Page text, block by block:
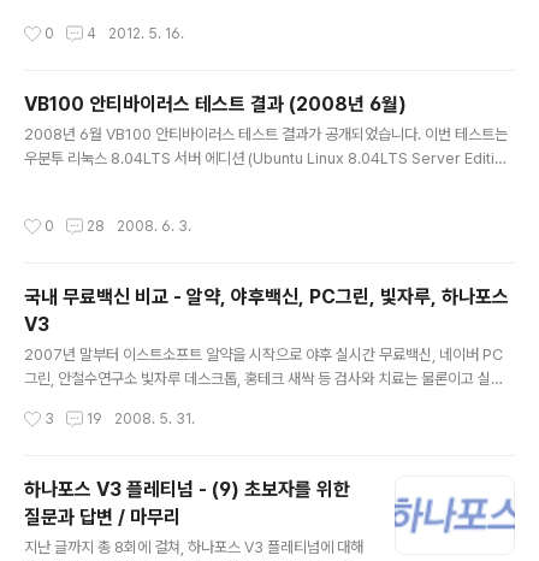
고 계셨습니까? 오랫동안 자리를 비운터라 더 이상 구독하시는 분들이 계실런지 모
처럼 쉽고 친절하게 설명해서 많은 사람들과 함께 나눌 수 있도록 하자, 였습니다. 그
래서 글을 작성할 때마다 좀 더 쉬운 단어, 쉬운 표..
0 4 2012. 5. 16.
VB100 안티바이러스 테스트 결과 (2008년 6월)
2008년 6월 VB100 안티바이러스 테스트 결과가 공개되었습니다. 이번 테스트는
우분투 리눅스 8.04LTS 서버 에디션 (Ubuntu Linux 8.04LTS Server Editio
티바이러스 테스트는 바이러스 불리틴 (Virus Bulletin) 에서 주관합니다. VB100
w.virusbtn.com/ 1. VB100 안티바이러스 테스..
0 28 2008. 6. 3.
국내 무료백신 비교 - 알약, 야후백신, PC그린, 빛자루, 하나포스
V3
2007년 말부터 이스트소프트 알약을 시작으로 야후 실시간 무료백신, 네이버 PC
그린, 안철수연구소 빛자루 데스크톱, 홍테크 새싹 등 검사와 치료는 물론이고 실시
니다. 무료 백신이라 하면 중요한 기능이 한 두가지 빠져있던 예전과는 달리, 최근 출
는 행복한 고민에 빠질 수 밖에 없습니다. 오늘은 무료 백신을 선택할 때 조금이나마
도움을 주기 위해 국내 주요 무료 백신들의 기능을 비교해 보겠습니다. :) 비교할 무
료 백신은 이스트소프트 알약, 야후 실시간 무료백신, 네이버 PC그린, 안철수연구소
빛자루 데스크톱 그리고 안철수연구소의 하나포스 V3 플레..
3 19 2008. 5. 31.
하나포스 V3 플레티넘 - (9) 초보자를 위한
질문과 답변 / 마무리
지난 글까지 총 8회에 걸쳐, 하나포스 V3 플레티넘에 대해